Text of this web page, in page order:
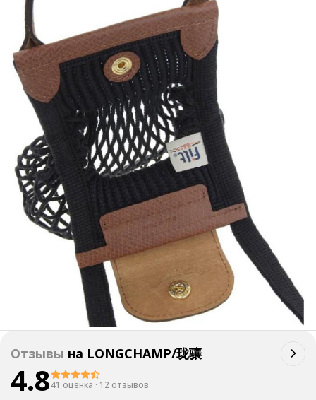
Отзывы на LONGCHAMP/珑骧
4.841 оценка · 12 отзывов